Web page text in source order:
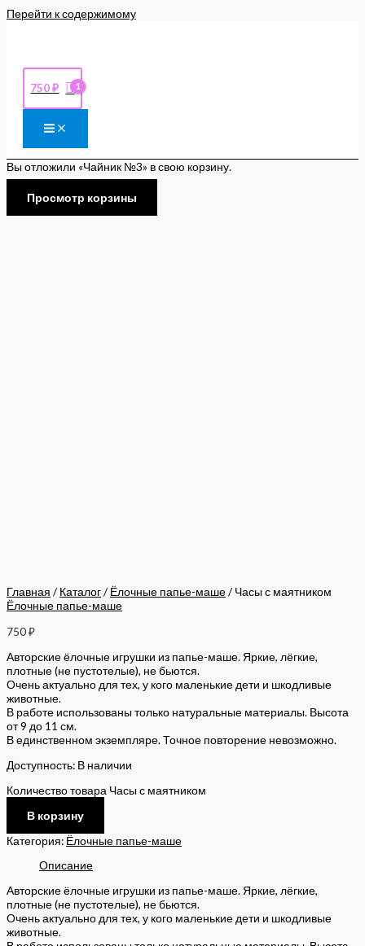
Перейти к содержимому
750₽
Вы отложили «Чайник №3» в свою корзину.
Просмотр корзины
Главная / Каталог/ Ёлочные папье-маше/ Часы с маятником
Ёлочные папье-маше
750₽
Авторские ёлочные игрушки из папье-маше. Яркие, лёгкие,
плотные (не пустотелые), не бьются.
Очень актуально для тех, у кого маленькие дети и шкодливые
животные.
В работе использованы только натуральные материалы. Высота
от 9 до 11 см.
В единственном экземпляре. Точное повторение невозможно.
Доступность: В наличии
Количество товара Часы с маятником
В корзину
Категория: Ёлочные папье-маше
Описание
Авторские ёлочные игрушки из папье-маше. Яркие, лёгкие,
плотные (не пустотелые), не бьются.
Очень актуально для тех, у кого маленькие дети и шкодливые
животные.